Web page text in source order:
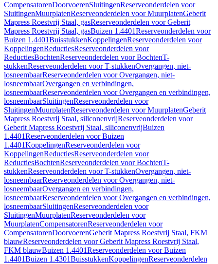
CompensatorenDoorvoerenSluitingenReserveonderdelen voor
SluitingenMuurplatenReserveonderdelen voor MuurplatenGeberit
Mapress Roestvrij Staal, gasReserveonderdelen voor Geberit
Mapress Roestvrij Staal, gasBuizen 1.4401Reserveonderdelen voor
Buizen 1.4401BuisstukkenKoppelingenReserveonderdelen voor
KoppelingenReductiesReserveonderdelen voor
ReductiesBochtenReserveonderdelen voor BochtenT-
stukkenReserveonderdelen voor T-stukkenOvergangen, niet-
losneembaarReserveonderdelen voor Overgangen, niet-
losneembaarOvergangen en verbindingen,
losneembaarReserveonderdelen voor Overgangen en verbindingen,
losneembaarSluitingenReserveonderdelen voor
SluitingenMuurplatenReserveonderdelen voor MuurplatenGeberit
Mapress Roestvrij Staal, siliconenvrijReserveonderdelen voor
Geberit Mapress Roestvrij Staal, siliconenvrijBuizen
1.4401Reserveonderdelen voor Buizen
1.4401KoppelingenReserveonderdelen voor
KoppelingenReductiesReserveonderdelen voor
ReductiesBochtenReserveonderdelen voor BochtenT-
stukkenReserveonderdelen voor T-stukkenOvergangen, niet-
losneembaarReserveonderdelen voor Overgangen, niet-
losneembaarOvergangen en verbindingen,
losneembaarReserveonderdelen voor Overgangen en verbindingen,
losneembaarSluitingenReserveonderdelen voor
SluitingenMuurplatenReserveonderdelen voor
MuurplatenCompensatorenReserveonderdelen voor
CompensatorenDoorvoerenGeberit Mapress Roestvrij Staal, FKM
blauwReserveonderdelen voor Geberit Mapress Roestvrij Staal,
FKM blauwBuizen 1.4401Reserveonderdelen voor Buizen
1.4401Buizen 1.4301BuisstukkenKoppelingenReserveonderdelen